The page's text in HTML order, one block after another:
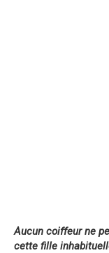
Aucun coiffeur ne
cette fille